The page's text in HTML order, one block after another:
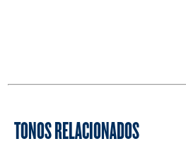
TONOS RELACIONADOS